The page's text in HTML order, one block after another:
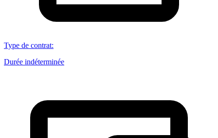
Type de contrat:
Durée indéterminée